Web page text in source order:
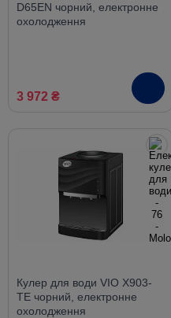
D65EN чорний, електронне
охолодження
3 972 ₴
Кулер для води VIO X903-
TE чорний, електронне
охолодження